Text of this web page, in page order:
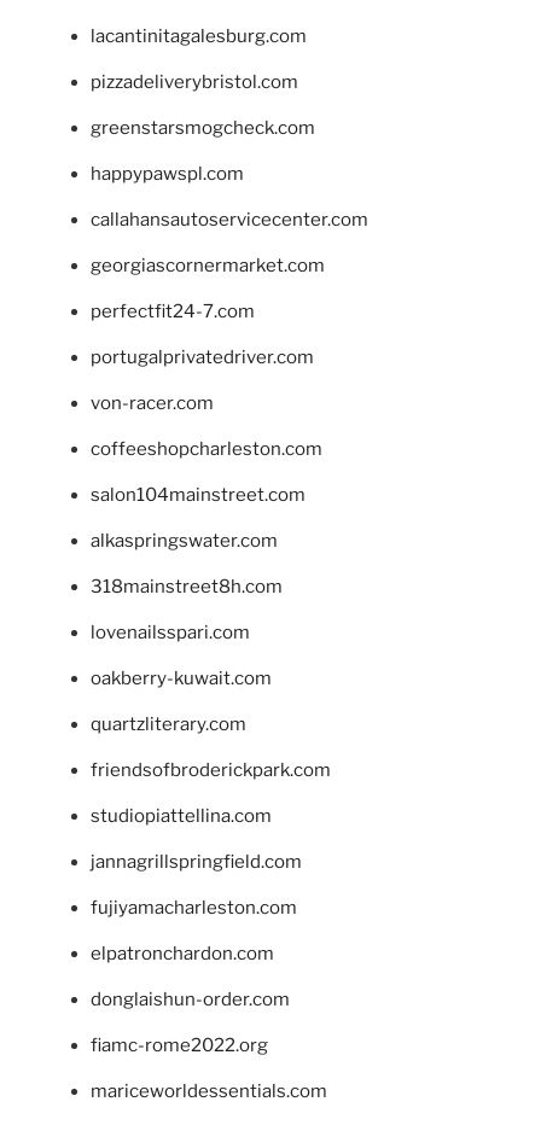
lacantinitagalesburg.com
pizzadeliverybristol.com
greenstarsmogcheck.com
happypawspl.com
callahansautoservicecenter.com
georgiascornermarket.com
perfectfit24-7.com
portugalprivatedriver.com
von-racer.com
coffeeshopcharleston.com
salon104mainstreet.com
alkaspringswater.com
318mainstreet8h.com
lovenailsspari.com
oakberry-kuwait.com
quartzliterary.com
friendsofbroderickpark.com
studiopiattellina.com
jannagrillspringfield.com
fujiyamacharleston.com
elpatronchardon.com
donglaishun-order.com
fiamc-rome2022.org
mariceworldessentials.com